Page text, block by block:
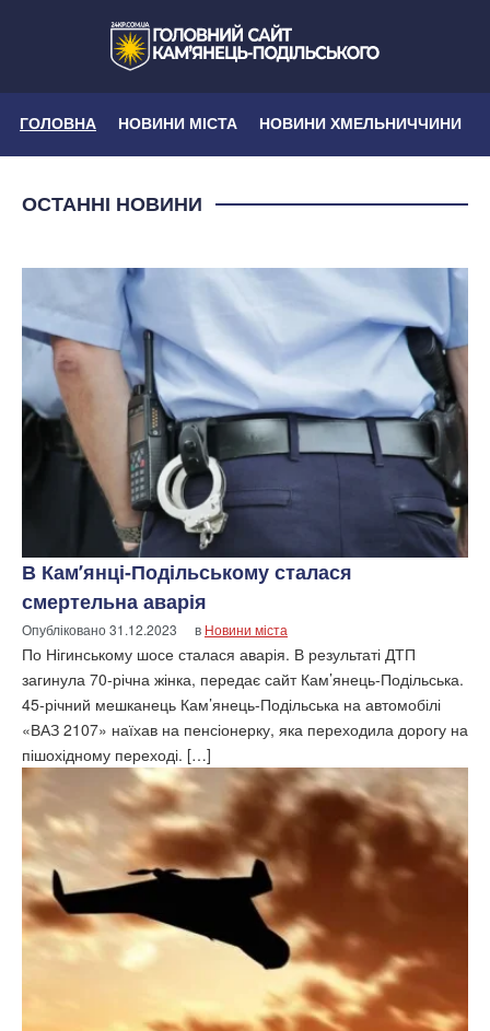
ГОЛОВНА НОВИНИ МІСТА НОВИНИ ХМЕЛЬНИЧЧИНИ
ОСТАННІ НОВИНИ
В Кам’янці-Подільському сталася
смертельна аварія
Опубліковано31.12.2023 в Новини міста
По Нігинському шосе сталася аварія. В результаті ДТП
загинула 70-річна жінка, передає сайт Кам’янець-Подільська.
45-річний мешканець Кам’янець-Подільська на автомобілі
«ВАЗ 2107» наїхав на пенсіонерку, яка переходила дорогу на
пішохідному переході. […]